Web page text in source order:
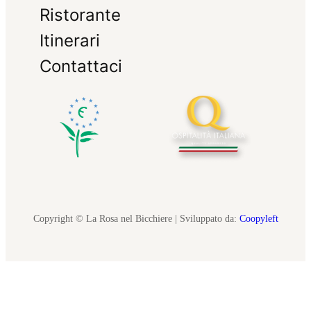
Ristorante
Itinerari
Contattaci
Copyright © La Rosa nel Bicchiere | Sviluppato da: Coopyleft